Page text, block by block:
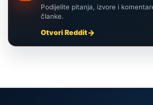
Podijelite pitanja, izvore i
članke.
Otvori Reddit